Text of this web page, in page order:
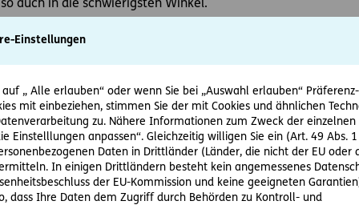
Einstellungen
„ Alle erlauben“ oder wenn Sie bei „Auswahl erlauben“
mit einbeziehen, stimmen Sie der mit Cookies und ähnlichen
zu. Nähere Informationen zum Zweck der einzelnen
Einstelllungen anpassen“. Gleichzeitig willigen Sie ein (Art. 49 Abs. 1
Daten in Drittländer (Länder, die nicht der EU oder
In einigen Drittländern besteht kein angemessenes
der EU-Kommission und keine geeigneten
dass Ihre Daten dem Zugriff durch Behörden zu Kontroll- und
auch in die schwierigsten Winkel.
können täglich nach dem Zähneputzen
werden. Mundduschen wirken ergänzend zur täglichen
und abends nach dem Zähneputzen angewendet.
Unterschiedliche
nur das Gebiss von Schmutz und Essensresten, sondern
vor, die dem Gebiss langfristig schaden können. Gerade
Bewusstsein für eine routinierte Mundhygiene. Außerdem
der Regel nicht vor hohen Zahnarztrechnungen fürchten.